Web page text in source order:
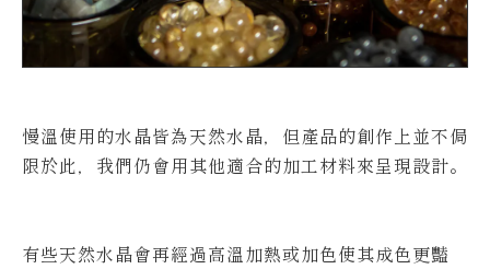
慢溫使用的水晶皆為天然水晶，但產品的創作上並不侷
限於此，我們仍會用其他適合的加工材料來呈現設計。
有些天然水晶會再經過高溫加熱或加色使其成色更豔